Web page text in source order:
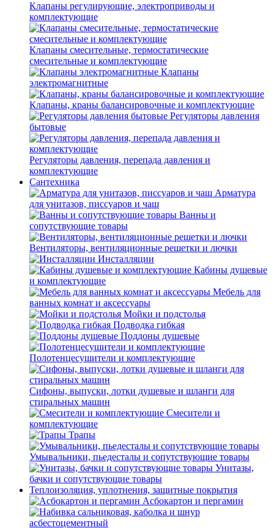
Клапаны регулирующие, электроприводы и
комплектующие
Клапаны смесительные, термостатические
смесительные и комплектующие
Клапаны
электромагнитные
Клапаны, краны балансировочные и комплектующие
Регуляторы давления
бытовые
Регуляторы давления, перепада давления и
комплектующие
Сантехника
Арматура
для унитазов, писсуаров и чаш
Ванны и
сопутствующие товары
Вентиляторы, вентиляционные решетки и лючки
Инсталляции
Кабины душевые
и комплектующие
Мебель для
ванных комнат и аксессуары
Мойки и подстолья
Подводка гибкая
Поддоны душевые
Полотенцесушители и комплектующие
Сифоны, выпуски, лотки душевые и шланги для
стиральных машин
Смесители и
комплектующие
Трапы
Умывальники, пьедесталы и сопутствующие товары
Унитазы,
бачки и сопутствующие товары
Теплоизоляция, уплотнения, защитные покрытия
Асбокартон и пергамин